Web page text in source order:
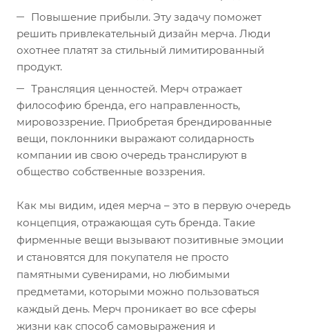
Повышение прибыли. Эту задачу поможет
решить привлекательный дизайн мерча. Люди
охотнее платят за стильный лимитированный
продукт.
Трансляция ценностей. Мерч отражает
философию бренда, его направленность,
мировоззрение. Приобретая брендированные
вещи, поклонники выражают солидарность
компании ив свою очередь транслируют в
общество собственные воззрения.
Как мы видим, идея мерча – это в первую очередь
концепция, отражающая суть бренда. Такие
фирменные вещи вызывают позитивные эмоции
и становятся для покупателя не просто
памятными сувенирами, но любимыми
предметами, которыми можно пользоваться
каждый день. Мерч проникает во все сферы
жизни как способ самовыражения и